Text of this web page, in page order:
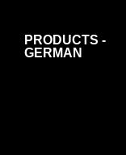
PRODUCTS -
GERMAN